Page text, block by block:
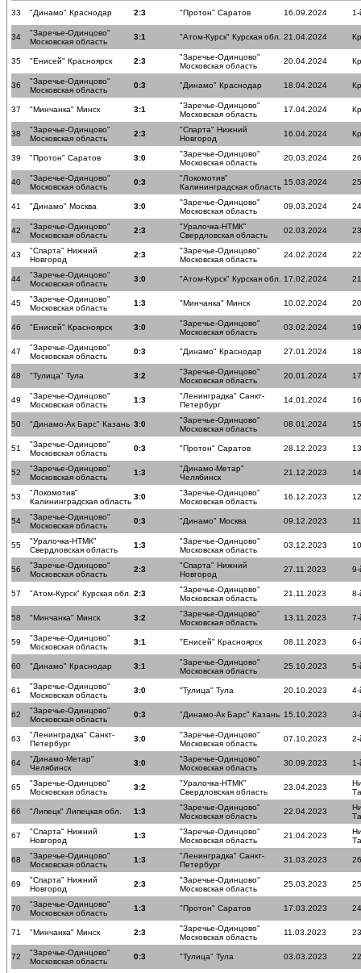
33 "Динамо" Краснодар 2:3 "Протон" Саратов 16.09.2024
34
"Заречье-Одинцово"
Московская область
3:1 "Атом-Курск" Курская обл. 21.04.2024
35 "Енисей" Красноярск 2:3
"Заречье-Одинцово"
Московская область
20.04.2024
36
"Заречье-Одинцово"
Московская область
0:3 "Динамо" Краснодар 18.04.2024
37 "Минчанка" Минск 3:1
"Заречье-Одинцово"
Московская область
17.04.2024
38
"Заречье-Одинцово"
Московская область
2:3
"Спарта" Нижний
Новгород
16.04.2024
39 "Протон" Саратов 3:0
"Заречье-Одинцово"
Московская область
20.03.2024
40
"Заречье-Одинцово"
Московская область
0:3
"Локомотив"
Калининградская область
15.03.2024
41 "Динамо" Москва 3:0
"Заречье-Одинцово"
Московская область
09.03.2024
42
"Заречье-Одинцово"
Московская область
2:3
"Уралочка-НТМК"
Свердловская область
02.03.2024
43
"Спарта" Нижний
Новгород
2:3
"Заречье-Одинцово"
Московская область
24.02.2024
44
"Заречье-Одинцово"
Московская область
3:0 "Атом-Курск" Курская обл. 17.02.2024
45
"Заречье-Одинцово"
Московская область
1:3 "Минчанка" Минск 10.02.2024
46 "Енисей" Красноярск 3:0
"Заречье-Одинцово"
Московская область
03.02.2024
47
"Заречье-Одинцово"
Московская область
0:3 "Динамо" Краснодар 27.01.2024
48 "Тулица" Тула 3:2
"Заречье-Одинцово"
Московская область
20.01.2024
49
"Заречье-Одинцово"
Московская область
1:3
"Ленинградка" Санкт-
Петербург
14.01.2024
50 "Динамо-Ак Барс" Казань 3:0
"Заречье-Одинцово"
Московская область
08.01.2024
51
"Заречье-Одинцово"
Московская область
0:3 "Протон" Саратов 28.12.2023
52
"Заречье-Одинцово"
Московская область
1:3
"Динамо-Метар"
Челябинск
21.12.2023
53
"Локомотив"
Калининградская область
3:0
"Заречье-Одинцово"
Московская область
16.12.2023
54
"Заречье-Одинцово"
Московская область
0:3 "Динамо" Москва 09.12.2023
55
"Уралочка-НТМК"
Свердловская область
1:3
"Заречье-Одинцово"
Московская область
03.12.2023
56
"Заречье-Одинцово"
Московская область
2:3
"Спарта" Нижний
Новгород
27.11.2023 9-
57 "Атом-Курск" Курская обл. 2:3
"Заречье-Одинцово"
Московская область
21.11.2023 8-
58 "Минчанка" Минск 3:2
"Заречье-Одинцово"
Московская область
13.11.2023 7-
59
"Заречье-Одинцово"
Московская область
3:1 "Енисей" Красноярск 08.11.2023 6-
60 "Динамо" Краснодар 3:1
"Заречье-Одинцово"
Московская область
25.10.2023 5-
61
"Заречье-Одинцово"
Московская область
3:0 "Тулица" Тула 20.10.2023 4-
62
"Заречье-Одинцово"
Московская область
0:3 "Динамо-Ак Барс" Казань 15.10.2023 3-
63
"Ленинградка" Санкт-
Петербург
3:0
"Заречье-Одинцово"
Московская область
07.10.2023 2-
64
"Динамо-Метар"
Челябинск
3:0
"Заречье-Одинцово"
Московская область
30.09.2023
65
"Заречье-Одинцово"
Московская область
3:2
"Уралочка-НТМК"
Свердловская область
23.04.2023
66 "Липецк" Липецкая обл. 1:3
"Заречье-Одинцово"
Московская область
22.04.2023
67
"Спарта" Нижний
Новгород
1:3
"Заречье-Одинцово"
Московская область
21.04.2023
68
"Заречье-Одинцово"
Московская область
1:3
"Ленинградка" Санкт-
Петербург
31.03.2023
69
"Спарта" Нижний
Новгород
2:3
"Заречье-Одинцово"
Московская область
25.03.2023
70
"Заречье-Одинцово"
Московская область
1:3 "Протон" Саратов 17.03.2023
71 "Минчанка" Минск 2:3
"Заречье-Одинцово"
Московская область
11.03.2023
72
"Заречье-Одинцово"
Московская область
0:3 "Тулица" Тула 03.03.2023